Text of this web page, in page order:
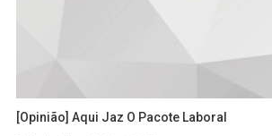
[Opinião] Aqui Jaz O Pacote Laboral